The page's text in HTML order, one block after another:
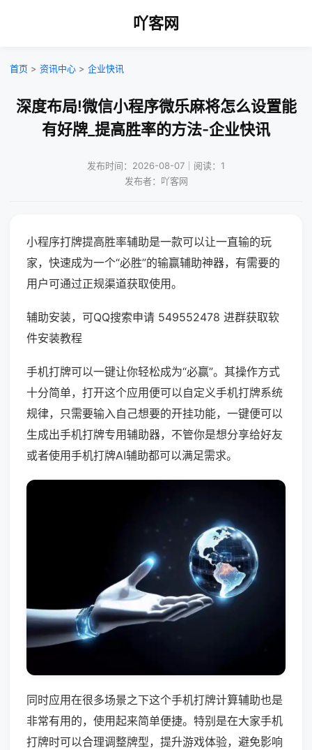
吖客网
首页 > 资讯中心 > 企业快讯
深度布局!微信小程序微乐麻将怎么设置能
有好牌_提高胜率的方法-企业快讯
发布时间：2026-08-07｜阅读：1
发布者：吖客网
小程序打牌提高胜率辅助是一款可以让一直输的玩
家，快速成为一个“必胜”的输赢辅助神器，有需要的
用户可通过正规渠道获取使用。
辅助安装，可QQ搜索申请 549552478 进群获取软
件安装教程
手机打牌可以一键让你轻松成为“必赢”。其操作方式
十分简单，打开这个应用便可以自定义手机打牌系统
规律，只需要输入自己想要的开挂功能，一键便可以
生成出手机打牌专用辅助器，不管你是想分享给好友
或者使用手机打牌AI辅助都可以满足需求。
同时应用在很多场景之下这个手机打牌计算辅助也是
非常有用的，使用起来简单便捷。特别是在大家手机
打牌时可以合理调整牌型，提升游戏体验，避免影响